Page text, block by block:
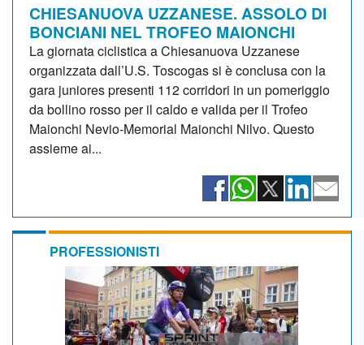
CHIESANUOVA UZZANESE. ASSOLO DI
BONCIANI NEL TROFEO MAIONCHI
La giornata ciclistica a Chiesanuova Uzzanese
organizzata dall’U.S. Toscogas si è conclusa con la
gara juniores presenti 112 corridori in un pomeriggio
da bollino rosso per il caldo e valida per il Trofeo
Maionchi Nevio-Memorial Maionchi Nilvo. Questo
assieme ai...
PROFESSIONISTI